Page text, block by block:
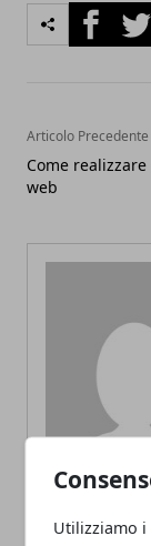
Utilizziamo
Facebook
Articolo Precedente
Come
web